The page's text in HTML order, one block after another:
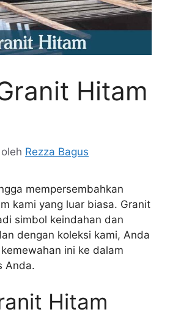
Hitam
oleh Rezza Bagus
mempersembahkan
kami yang luar biasa. Granit
simbol keindahan dan
dengan koleksi kami, Anda
ini ke dalam
Anda.
Hitam